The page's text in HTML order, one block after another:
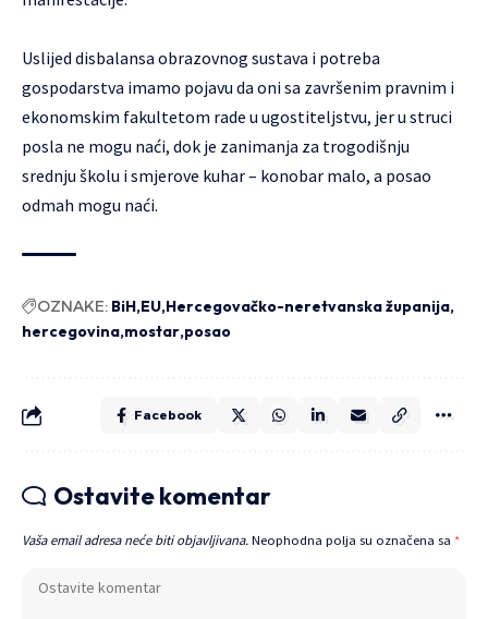
Uslijed disbalansa obrazovnog sustava i potreba
gospodarstva imamo pojavu da oni sa završenim pravnim i
ekonomskim fakultetom rade u ugostiteljstvu, jer u struci
posla ne mogu naći, dok je zanimanja za trogodišnju
srednju školu i smjerove kuhar – konobar malo, a posao
odmah mogu naći.
OZNAKE: BiH EU Hercegovačko-neretvanska županija
hercegovina mostar posao
Facebook
Ostavite komentar
Vaša email adresa neće biti objavljivana. Neophodna polja su označena sa *